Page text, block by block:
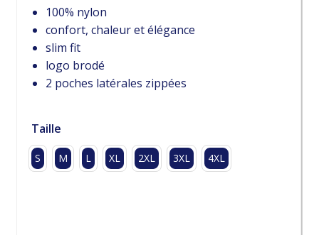
100% nylon
confort, chaleur et élégance
slim fit
logo brodé
2 poches latérales zippées
Taille
S M L XL 2XL 3XL 4XL